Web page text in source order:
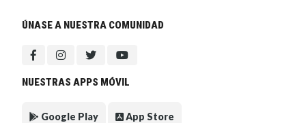
ÚNASE A NUESTRA COMUNIDAD
NUESTRAS APPS MÓVIL
Google Play App Store